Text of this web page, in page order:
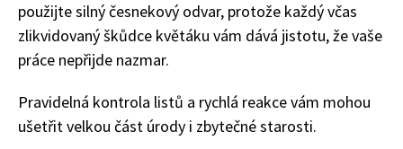
použijte silný česnekový odvar, protože každý včas
zlikvidovaný škůdce květáku vám dává jistotu, že vaše
práce nepřijde nazmar.
Pravidelná kontrola listů a rychlá reakce vám mohou
ušetřit velkou část úrody i zbytečné starosti.